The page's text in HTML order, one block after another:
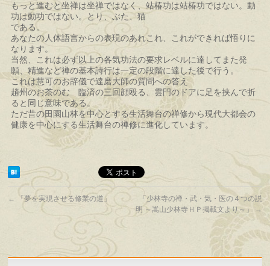
もっと進むと坐禅は坐禅ではなく、站椿功は站椿功ではない。動
功は動功ではない。とり、ぶた、猫
である。
あなたの人体語言からの表現のあれこれ、これができれば悟りに
なります。
当然、これは必ず以上の各気功法の要求レベルに達してまた発
願、精進など禅の基本詩行は一定の段階に達した後で行う。
これは慧可のお辞儀で達磨大師の質問への答え
趙州のお茶のむ 臨済の三回顔殴る、雲門のドアに足を挟んで折
ると同じ意味である。
ただ昔の田園山林を中心とする生活舞台の禅修から現代大都会の
健康を中心にする生活舞台の禅修に進化しています。
← 「夢を実現させる修業の道」
「少林寺の禅・武・気・医の４つの説
明 ～嵩山少林寺ＨＰ掲載文より～」
→